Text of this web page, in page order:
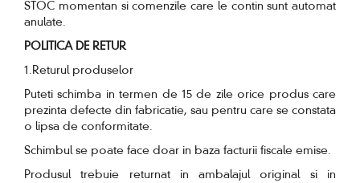
STOC momentan si comenzile care le contin sunt automat
anulate.
POLITICA DE RETUR
1.Returul produselor
Puteti schimba in termen de 15 de zile orice produs care
prezinta defecte din fabricatie, sau pentru care se constata
o lipsa de conformitate.
Schimbul se poate face doar in baza facturii fiscale emise.
Produsul trebuie returnat in ambalajul original si in